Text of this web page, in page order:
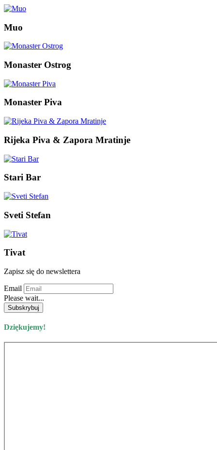
Muo
Monaster Ostrog
Monaster Piva
Rijeka Piva & Zapora Mratinje
Stari Bar
Sveti Stefan
Tivat
Zapisz się do newslettera
Email
Please wait...
Dziękujemy!